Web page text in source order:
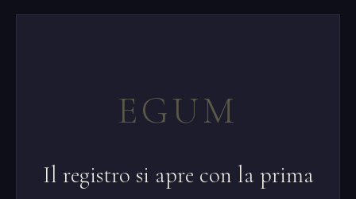
EGUM
Il registro si apre con la prima